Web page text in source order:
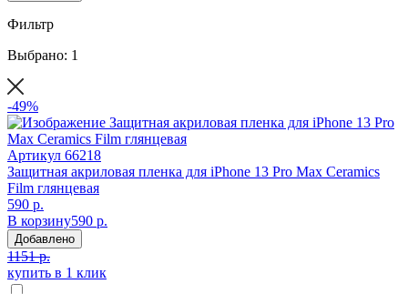
Фильтр
Выбрано: 1
-49%
Артикул 66218
Защитная акриловая пленка для iPhone 13 Pro Max Ceramics
Film глянцевая
590 р.
В корзину590 р.
Добавлено
1151 р.
купить в 1 клик